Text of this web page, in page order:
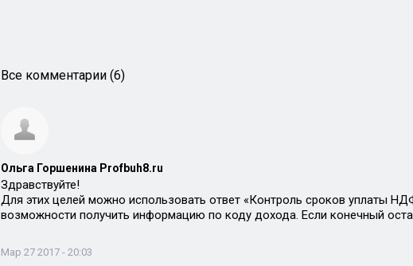
Все комментарии (6)
Ольга Горшенина Profbuh8.ru
Здравствуйте!
Для этих целей можно использовать ответ «Контроль сроков уплаты
возможности получить информацию по коду дохода. Если конечный
Мар 27 2017 - 20:03